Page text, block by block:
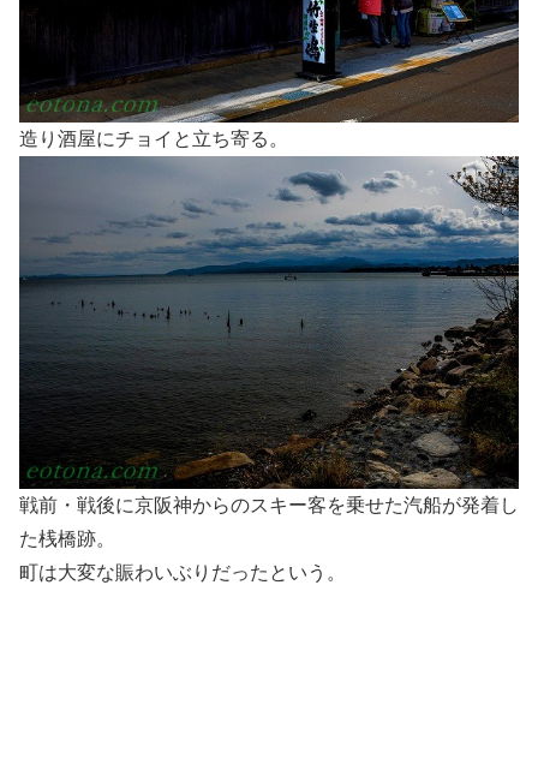
造り酒屋にチョイと立ち寄る。
戦前・戦後に京阪神からのスキー客を乗せた汽船が発着し
た桟橋跡。
町は大変な賑わいぶりだったという。